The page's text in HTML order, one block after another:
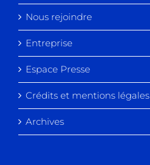
Nous rejoindre
Entreprise
Espace Presse
Crédits et mentions légales
Archives